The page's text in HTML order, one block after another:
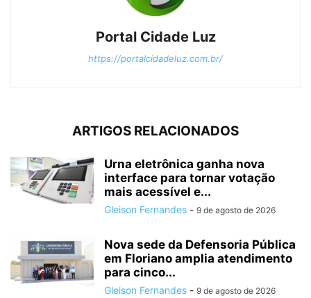
Portal Cidade Luz
https://portalcidadeluz.com.br/
ARTIGOS RELACIONADOS
Urna eletrônica ganha nova
interface para tornar votação
mais acessível e...
Gleison Fernandes - 9 de agosto de 2026
Nova sede da Defensoria Pública
em Floriano amplia atendimento
para cinco...
Gleison Fernandes - 9 de agosto de 2026